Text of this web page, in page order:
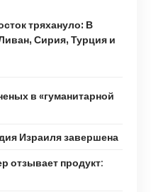
тряхануло: В
Сирия, Турция и
в «гуманитарной
Израиля завершена
отзывает продукт: